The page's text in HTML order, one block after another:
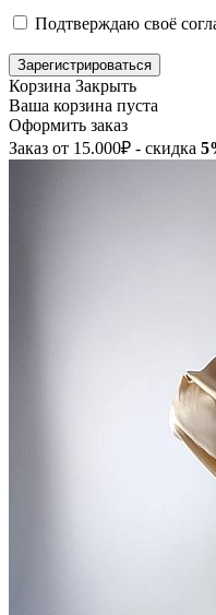
Подтверждаю своё
Зарегистрироваться
Корзина Закрыть
Ваша корзина пуста
Оформить заказ
Заказ от 15.000₽ - скидка